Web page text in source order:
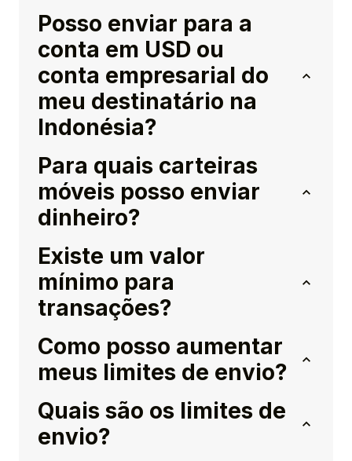
Posso enviar para a
conta em USD ou
conta empresarial do
meu destinatário na
Indonésia?
Para quais carteiras
móveis posso enviar
dinheiro?
Existe um valor
mínimo para
transações?
Como posso aumentar
meus limites de envio?
Quais são os limites de
envio?